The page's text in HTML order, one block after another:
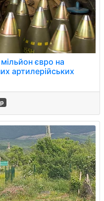
євро на
артилерійських